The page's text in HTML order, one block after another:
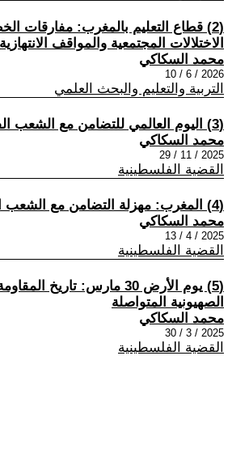
(2) قطاع التعليم بالمغرب: مفارقات
الاختلالات المجتمعية والمواقف الانتهازية
محمد السكاكي
2026 / 6 / 10
التربية والتعليم والبحث العلمي
(3) اليوم العالمي للتضامن مع الشعب الفلسطيني
محمد السكاكي
2025 / 11 / 29
القضية الفلسطينية
(4) المغرب: مهزلة التضامن مع الشعب الفلسطيني.
محمد السكاكي
2025 / 4 / 13
القضية الفلسطينية
(5) يوم الأرض 30 مارس: تاريخ
الصهيونية المتواصلة
محمد السكاكي
2025 / 3 / 30
القضية الفلسطينية